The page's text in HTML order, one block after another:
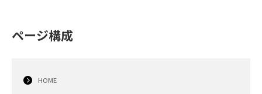
ページ構成
HOME